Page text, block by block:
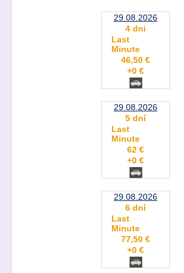
29.08.2026
4 dni
Last
Minute
46,50 €
+0 €
29.08.2026
5 dní
Last
Minute
62 €
+0 €
29.08.2026
6 dní
Last
Minute
77,50 €
+0 €